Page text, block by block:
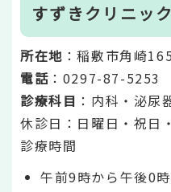
すずきクリニック
所在地 ：稲敷市角崎
電話 ：0297-87-5253
診療科目 ：内科・泌尿
休診日：日曜日・祝日
診療時間
午前9時から午後0